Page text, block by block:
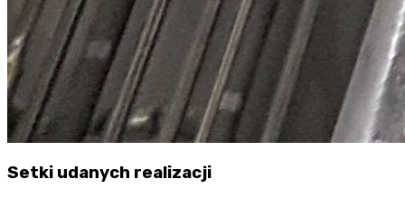
Setki udanych realizacji